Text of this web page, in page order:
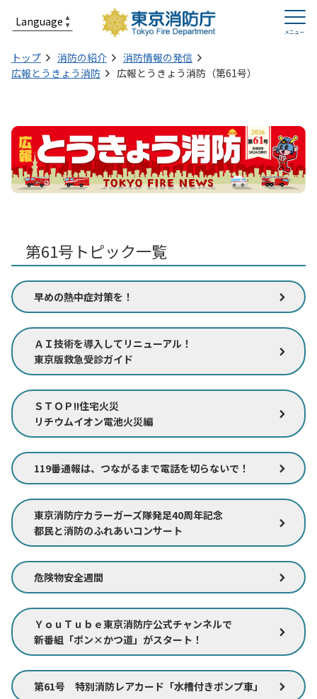
トップ 消防の紹介
消防情報の発信
広報とうきょう消防
広報とうきょう消防（第61号）
第61号トピック一覧
早めの熱中症対策を！
ＡＩ技術を導入してリニューアル！
東京版救急受診ガイド
ＳＴＯＰ!!住宅火災
リチウムイオン電池火災編
119番通報は、つながるまで電話を切らないで！
東京消防庁カラーガーズ隊発足40周年記念
都民と消防のふれあいコンサート
危険物安全週間
ＹｏｕＴｕｂｅ東京消防庁公式チャンネルで
新番組「ポン×かつ道」がスタート！
第61号 特別消防レアカード「水槽付きポンプ車」